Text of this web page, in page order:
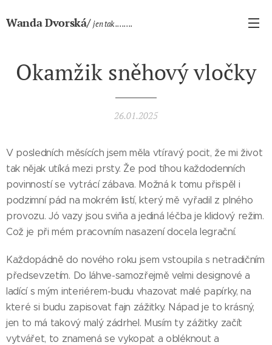
Wanda Dvorská/jen tak ........
Okamžik sněhový vločky
26.01.2025
V posledních měsících jsem měla vtíravý pocit, že mi život
tak nějak utíká mezi prsty. Že pod tíhou každodenních
povinností se vytrácí zábava. Možná k tomu přispěl i
podzimní pád na mokrém listí, který mě vyřadil z plného
provozu. Jó vazy jsou sviňa a jediná léčba je klidový režim.
Což je při mém pracovním nasazení docela legrační.
Každopádně do nového roku jsem vstoupila s netradičním
předsevzetím. Do láhve-samozřejmě velmi designové a
ladící s mým interiérem-budu vhazovat malé papírky, na
které si budu zapisovat fajn zážitky. Nápad je to krásný,
jen to má takový malý zádrhel. Musím ty zážitky začít
vytvářet, to znamená se vykopat a obléknout a